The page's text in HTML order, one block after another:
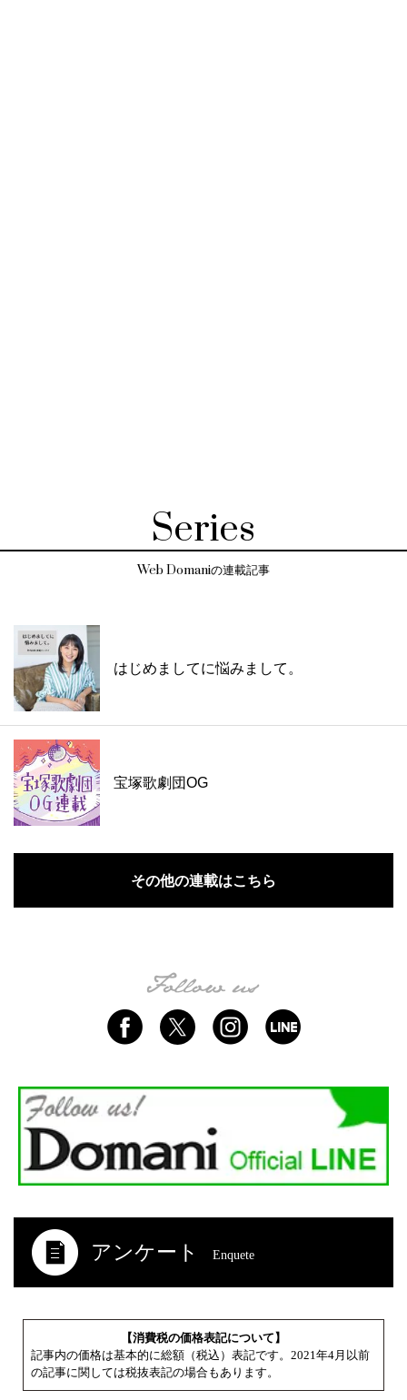
Series
Web Domaniの連載記事
はじめましてに悩みまして。
宝塚歌劇団OG
その他の連載はこちら
アンケート Enquete
【消費税の価格表記について】
記事内の価格は基本的に総額（税込）表記です。2021年4月以前
の記事に関しては税抜表記の場合もあります。